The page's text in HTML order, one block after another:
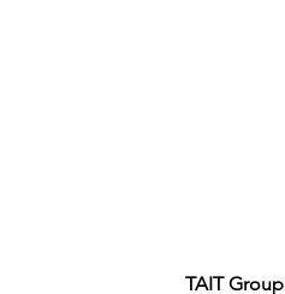
TAIT Group